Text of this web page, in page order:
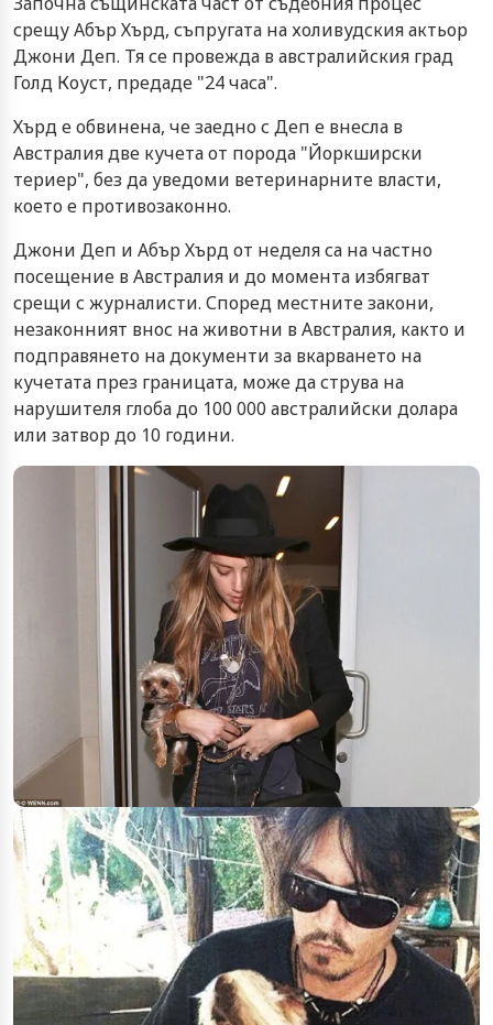
срещу Абър Хърд, съпругата на холивудския актьор
Джони Деп. Тя се провежда в австралийския град
Голд Коуст, предаде "24 часа".
Хърд е обвинена, че заедно с Деп е внесла в
Австралия две кучета от порода "Йоркширски
териер", без да уведоми ветеринарните власти,
което е противозаконно.
Джони Деп и Абър Хърд от неделя са на частно
посещение в Австралия и до момента избягват
срещи с журналисти. Според местните закони,
незаконният внос на животни в Австралия, както и
подправянето на документи за вкарването на
кучетата през границата, може да струва на
нарушителя глоба до 100 000 австралийски долара
или затвор до 10 години.